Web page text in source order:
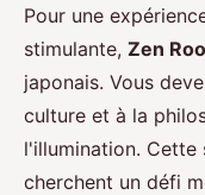
Pour une
stimulante, Zen
japonais. Vous
culture et à la
l'illumination. Cette
cherchent un défi